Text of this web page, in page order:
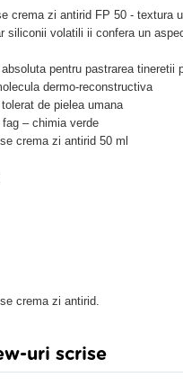
crema zi antirid FP 50 - textura
siliconii volatili ii confera un
pentru pastrarea tineretii
dermo-reconstructiva
de pielea umana
– chimia verde
crema zi antirid 50 ml
crema zi antirid.
uri scrise